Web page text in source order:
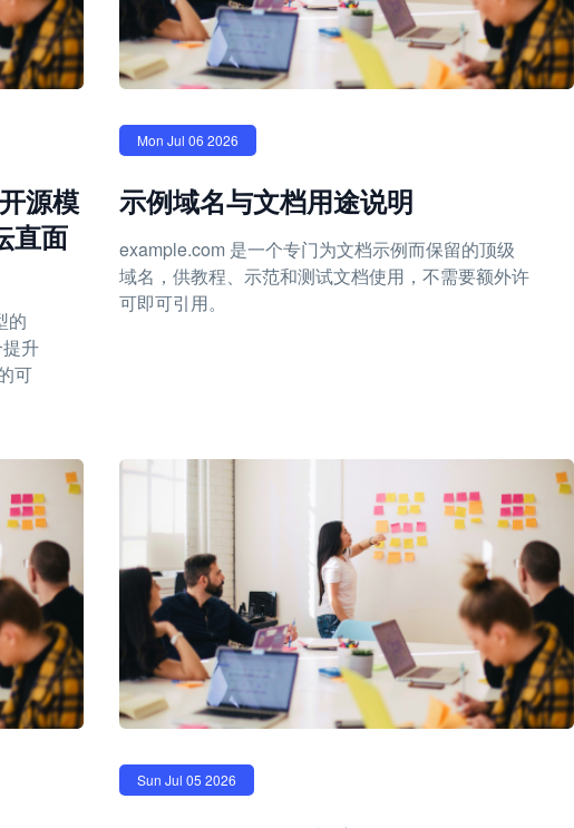
源模
直面
的
升
可
Mon Jul 06 2026
示例域名与文档用途说明
example.com 是一个专门为文档示例而保留的顶级
域名，供教程、示范和测试文档使用，不需要额外许
可即可引用。
Sun Jul 05 2026